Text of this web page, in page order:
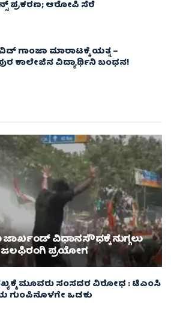
ಪ್ರಕರಣ; ಆರೋಪಿ ಸೆರೆ
ಗಾಂಜಾ ಮಾರಾಟಕ್ಕೆ ಯತ್ನ –
ಕಾಲೇಜಿನ ವಿದ್ಯಾರ್ಥಿನಿ ಬಂಧನ!
ಜಾರ್ಖಂಡ್ ವಿಧಾನಸೌಧಕ್ಕೆ ನುಗ್ಗಲು
ಜಲಫಿರಂಗಿ ಪ್ರಯೋಗ
ಮೂವರು ಸಂಸದರ ವಿರೋಧ : ಟಿಎಂಸಿ
ಗುಂಪಿನೊಳಗೇ ಒಡಕು